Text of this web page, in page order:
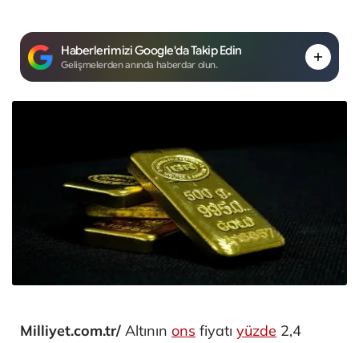
Haberlerimizi Google'da Takip Edin
Gelişmelerden anında haberdar olun.
Milliyet.com.tr/ Altının ons fiyatı yüzde 2,4